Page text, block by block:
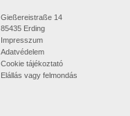
Gießereistraße 14
85435 Erding
Impresszum
Adatvédelem
Cookie tájékoztató
Elállás vagy felmondás